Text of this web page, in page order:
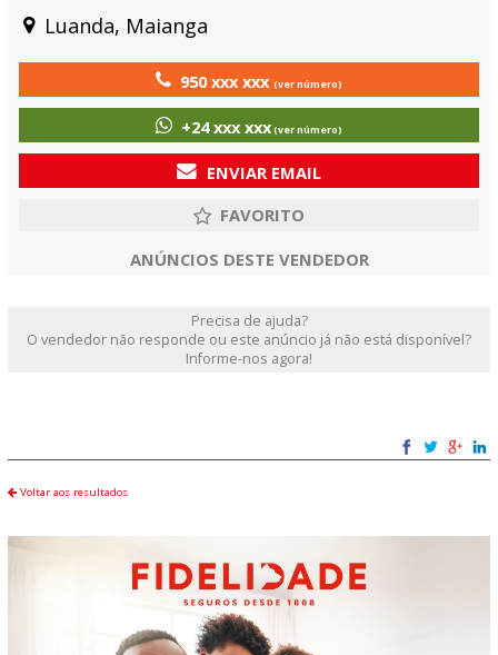
Luanda, Maianga
950 xxx xxx(ver número)
+24 xxx xxx(ver número)
ENVIAR EMAIL
ANÚNCIOS DESTE VENDEDOR
Precisa de ajuda?
O vendedor não responde ou este anúncio já não está disponível?
Informe-nos agora!
Voltar aos resultados